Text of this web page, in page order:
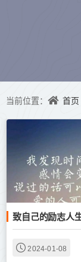
当前位置： 首页
2024-01-08